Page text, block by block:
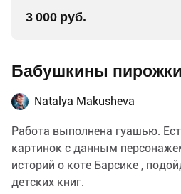
3 000 руб.
Бабушкины пирожки
Natalya Makusheva
Работа выполнена гуашью.
картинок с данным
историй о коте Барсике ,
детских книг.